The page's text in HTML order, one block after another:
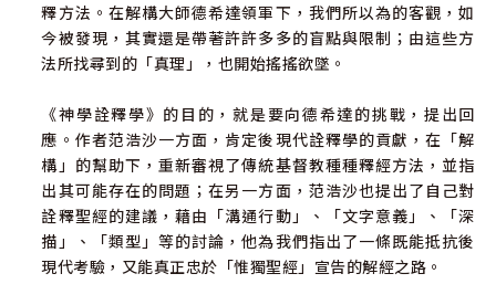
釋方法。在解構大師德希達領軍下，我們所以為的客觀，如
今被發現，其實還是帶著許許多多的盲點與限制；由這些方
法所找尋到的「真理」，也開始搖搖欲墜。
《神學詮釋學》的目的，就是要向德希達的挑戰，提出回
應。作者范浩沙一方面，肯定後現代詮釋學的貢獻，在「解
構」的幫助下，重新審視了傳統基督教種種釋經方法，並指
出其可能存在的問題；在另一方面，范浩沙也提出了自己對
詮釋聖經的建議，藉由「溝通行動」、「文字意義」、「深
描」、「類型」等的討論，他為我們指出了一條既能抵抗後
現代考驗，又能真正忠於「惟獨聖經」宣告的解經之路。